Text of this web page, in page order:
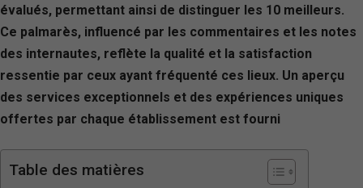
évalués, permettant ainsi de distinguer les 10 meilleurs.
Ce palmarès, influencé par les commentaires et les notes
des internautes, reflète la qualité et la satisfaction
ressentie par ceux ayant fréquenté ces lieux. Un aperçu
des services exceptionnels et des expériences uniques
offertes par chaque établissement est fourni
Table des matières